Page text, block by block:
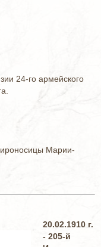
24-го армейского
Марии-
20.02.1910 г.
- 205-й